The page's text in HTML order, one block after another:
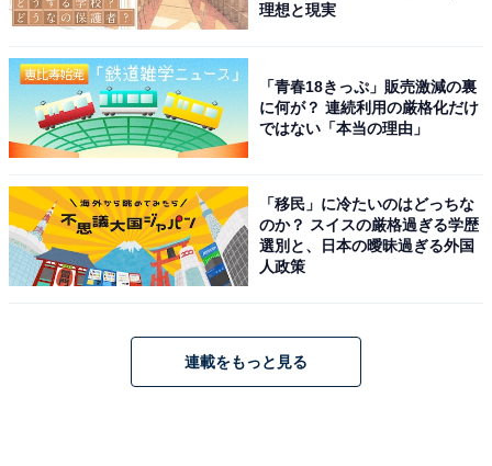
理想と現実
「青春18きっぷ」販売激減の裏
に何が？ 連続利用の厳格化だけ
ではない「本当の理由」
「移民」に冷たいのはどっちな
のか？ スイスの厳格過ぎる学歴
選別と、日本の曖昧過ぎる外国
人政策
連載をもっと見る